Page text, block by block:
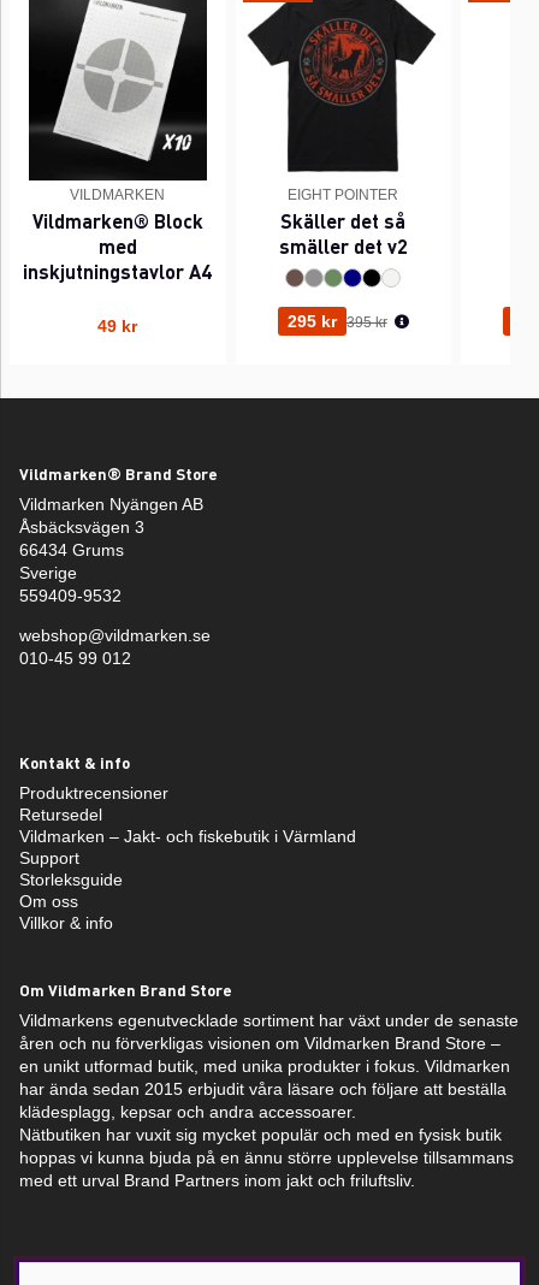
VILDMARKEN
Vildmarken® Block
med
inskjutningstavlor A4
49 kr
EIGHT POINTER
Skäller det så
smäller det v2
295 kr Ordinarie pris:
395 kr
Vildmarken® Brand Store
Vildmarken Nyängen AB
Åsbäcksvägen 3
66434 Grums
Sverige
559409-9532
webshop@vildmarken.se
010-45 99 012
Kontakt & info
Produktrecensioner
Retursedel
Vildmarken – Jakt- och fiskebutik i Värmland
Support
Storleksguide
Om oss
Villkor & info
Om Vildmarken Brand Store
Vildmarkens egenutvecklade sortiment har växt under de senaste
åren och nu förverkligas visionen om Vildmarken Brand Store –
en unikt utformad butik, med unika produkter i fokus. Vildmarken
har ända sedan 2015 erbjudit våra läsare och följare att beställa
klädesplagg, kepsar och andra accessoarer.
Nätbutiken har vuxit sig mycket populär och med en fysisk butik
hoppas vi kunna bjuda på en ännu större upplevelse tillsammans
med ett urval Brand Partners inom jakt och friluftsliv.